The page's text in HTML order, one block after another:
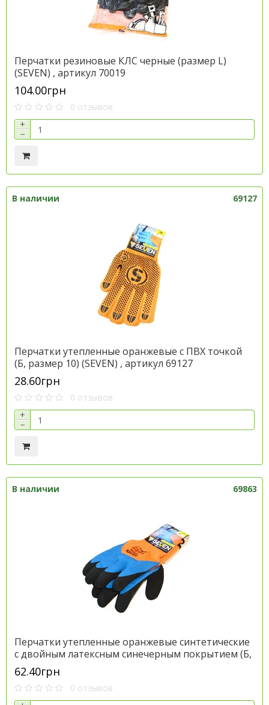
Перчатки резиновые КЛС черные (размер L)
(SEVEN) , артикул 70019
104.00грн
0 отзывов
+
−
В наличии 69127
Перчатки утепленные оранжевые с ПВХ точкой
(Б, размер 10) (SEVEN) , артикул 69127
28.60грн
0 отзывов
+
−
В наличии 69863
Перчатки утепленные оранжевые синтетические
с двойным латексным синечерным покрытием (Б,
размер 10) (SEVEN) , артикул 69863
62.40грн
0 отзывов